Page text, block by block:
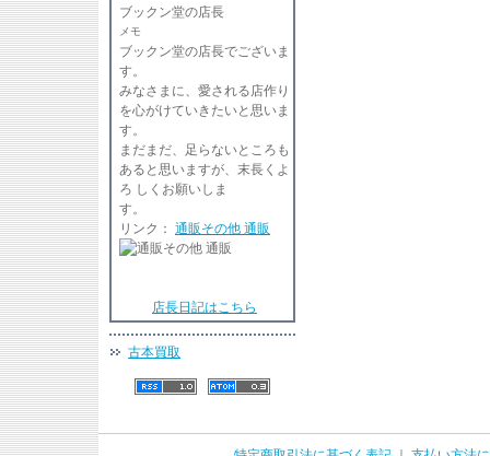
ブックン堂の店長
メモ
ブックン堂の店長でございま
す
みなさまに、愛される店作り
を心がけていきたいと思いま
す。
まだまだ、足らないところも
あると思いますが、末長くよ
ろ しくお願いしま
リンク： 通販その他 通販
店長日記はこちら
古本買取